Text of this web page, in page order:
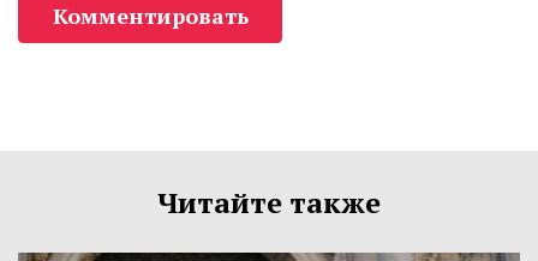
Комментировать
Читайте также